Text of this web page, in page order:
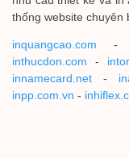
thống website chuyên
inquangcao.com -
inthucdon.com -
innamecard.net -
inpp.com.vn -